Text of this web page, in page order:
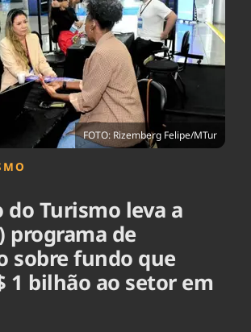
Economia
Educação
Infraestrutura
Internacional
Política
Saúde
Tempo
FOTO: Rizemberg Felipe/MTur
Turismo leva a
programa de
sobre fundo que
1 bilhão ao setor em